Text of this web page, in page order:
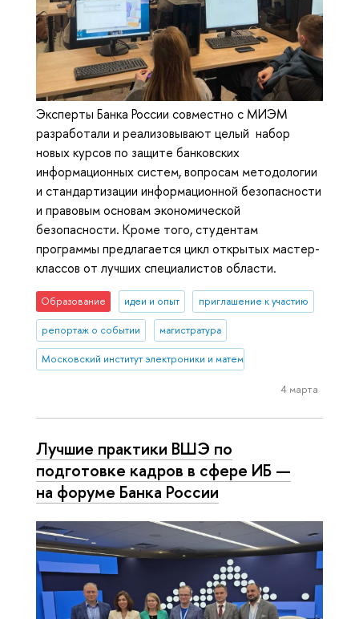
Эксперты Банка России совместно с МИЭМ
разработали и реализовывают целый набор
новых курсов по защите банковских
информационных систем, вопросам методологии
и стандартизации информационной безопасности
и правовым основам экономической
безопасности. Кроме того, студентам
программы предлагается цикл открытых мастер-
классов от лучших специалистов области.
Образование идеи и опыт приглашение к участию
репортаж о событии магистратура
Московский институт электроники и математики им. А.Н. Тихонова
4 марта
Лучшие практики ВШЭ по
подготовке кадров в сфере ИБ —
на форуме Банка России